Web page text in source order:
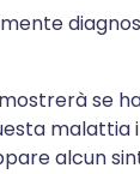
se
malattia
alcun